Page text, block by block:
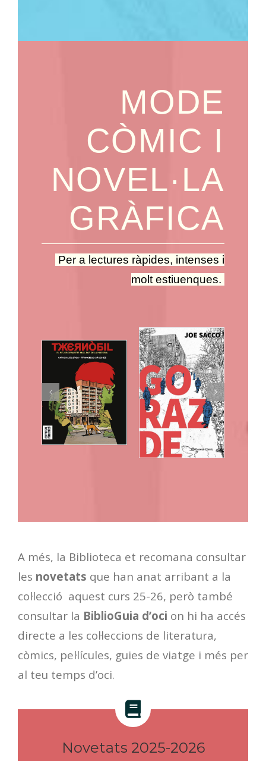
MODE
CÒMIC I
NOVEL·LA
GRÀFICA
Per a lectures ràpides, intenses i
molt estiuenques.
A més, la Biblioteca et recomana consultar
les novetats que han anat arribant a la
col·lecció aquest curs 25-26, però també
consultar la BiblioGuia d’oci on hi ha accés
directe a les col·leccions de literatura,
còmics, pel·lícules, guies de viatge i més per
al teu temps d’oci.
Novetats 2025-2026